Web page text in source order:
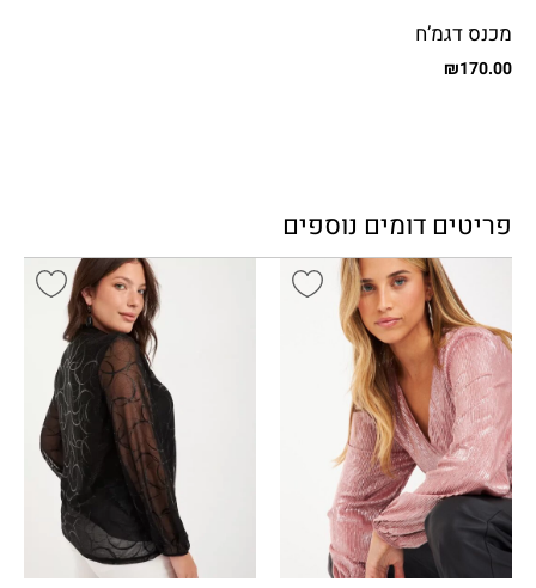
מכנס דגמ’ח
₪170.00
פריטים דומים נוספים